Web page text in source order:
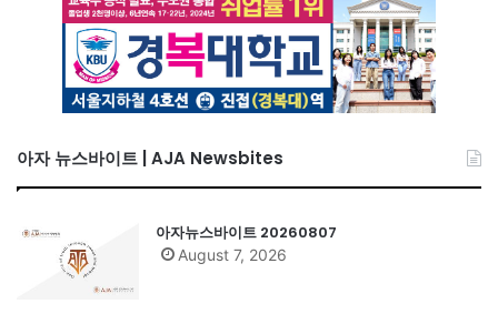
아자 뉴스바이트 | AJA Newsbites
아자뉴스바이트 20260807
August 7, 2026